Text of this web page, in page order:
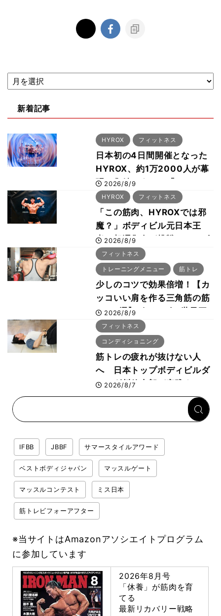
新着記事
HYROX フィットネス
日本初の4日間開催となった
HYROX、約1万2000人が幕
張に集結 すでに「2028、
29年の大会も準備」
2026/8/9
HYROX フィットネス
「この筋肉、HYROXでは邪
魔？」ボディビル元日本王
者・相澤隼人が挑戦 バーピ
ーでは驚異の種目2位
2026/8/9
フィットネス
トレーニングメニュー 筋トレ
少しのコツで効果倍増！【カ
ッコいい肩を作る三角筋の筋
トレ6選】ボディビル世界王
者が解説！
2026/8/9
フィットネス
コンディショニング
筋トレの疲れが抜けない人
へ 日本トップボディビルダ
ー・刈川啓志郎が実践する
「回復習慣」
2026/8/7
IFBB JBBF サマースタイルアワード
ベストボディジャパン マッスルゲート
マッスルコンテスト ミス日本
筋トレビフォーアフター
※当サイトはAmazonアソシエイトプログラム
に参加しています
2026年8月号
「休養」が筋肉を育
てる
最新リカバリー戦略